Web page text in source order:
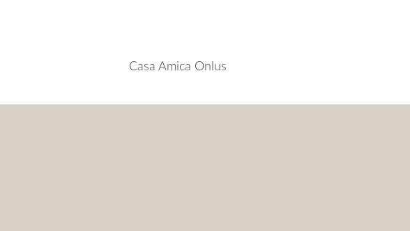
Casa Amica Onlus